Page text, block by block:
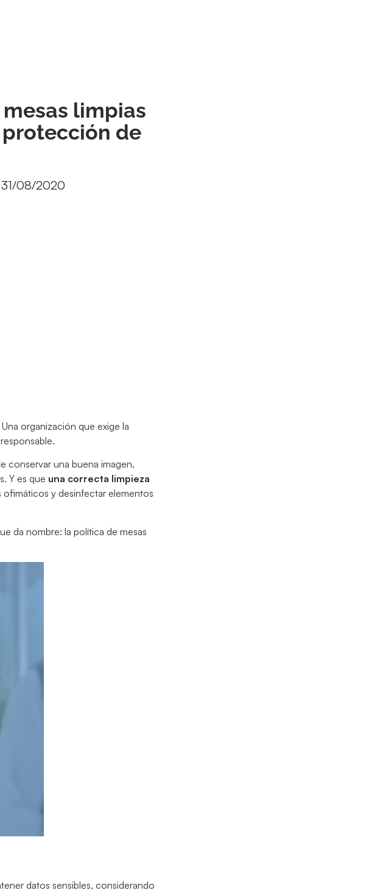
limpias
de
31/08/2020
organización que exige la
conservar una buena imagen,
Y es que una correcta limpieza
ofimáticos y desinfectar elementos
da nombre: la política de mesas
datos sensibles, considerando